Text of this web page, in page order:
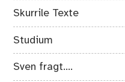
Skurrile Texte
Studium
Sven fragt….